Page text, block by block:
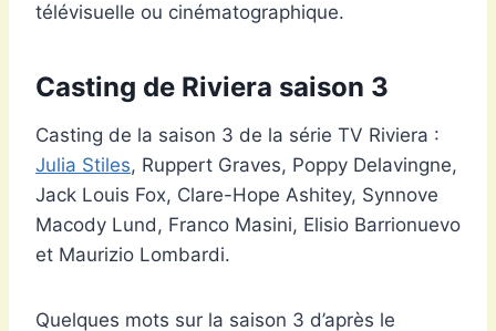
télévisuelle ou cinématographique.
Casting de Riviera saison 3
Casting de la saison 3 de la série TV Riviera :
Julia Stiles, Ruppert Graves, Poppy Delavingne,
Jack Louis Fox, Clare-Hope Ashitey, Synnove
Macody Lund, Franco Masini, Elisio Barrionuevo
et Maurizio Lombardi.
Quelques mots sur la saison 3 d’après le